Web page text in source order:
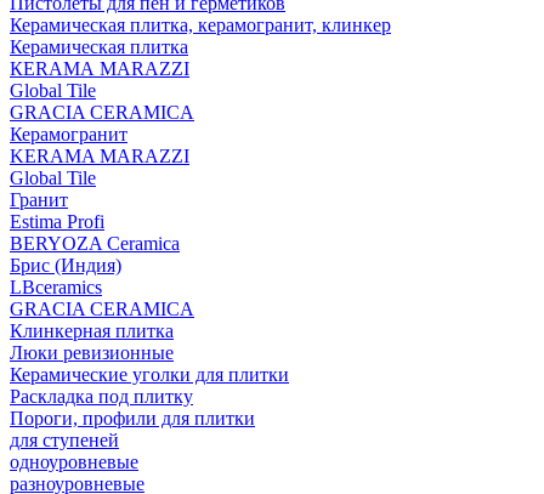
Керамическая плитка, керамогранит, клинкер
Керамическая плитка
КЕRАМА MARAZZI
Global Tile
GRACIA CERAMICA
Керамогранит
KERAMA MARAZZI
Global Tile
Гранит
Estima Profi
BERYOZA Ceramica
Брис (Индия)
LBceramics
GRACIA CERAMICA
Клинкерная плитка
Люки ревизионные
Керамические уголки для плитки
Раскладка под плитку
Пороги, профили для плитки
для ступеней
одноуровневые
разноуровневые